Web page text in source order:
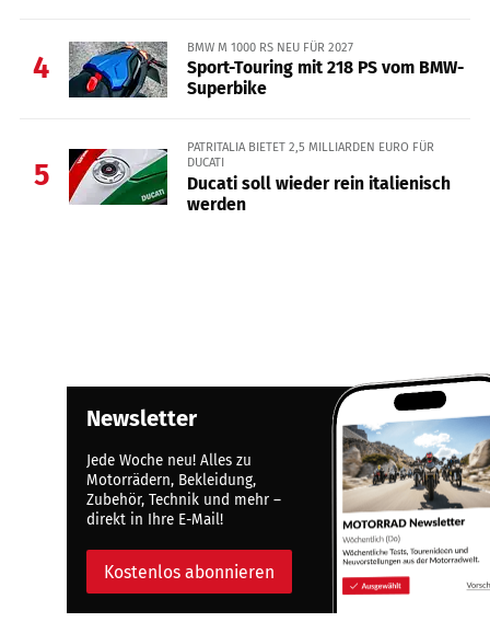
4
BMW M 1000 RS NEU FÜR 2027
Sport-Touring mit 218 PS vom BMW-
Superbike
5
PATRITALIA BIETET 2,5 MILLIARDEN EURO FÜR
DUCATI
Ducati soll wieder rein italienisch
werden
Newsletter
Jede Woche neu! Alles zu
Motorrädern, Bekleidung,
Zubehör, Technik und mehr –
direkt in Ihre E-Mail!
Kostenlos abonnieren